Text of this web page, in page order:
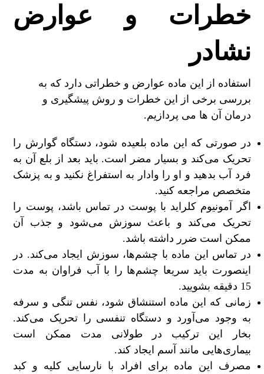
خطرات و عوارض
نشادر
استفاده از این ماده عوارض و خطراتی دارد که به
بررسی برخی از این خطرات و روش پیشگیری و
درمان آن ها می پردازیم.
در صورتی که این ماده بلعیده شود، دستگاه گوارش را
تحریک می‌کند و بسیار مضر است. باید بعد از بلع آن به
فرد آب بدهید و او را وادار به استفراغ نکنید و به پزشک
متخصص مراجعه کنید.
اگر آمونیوم کلراید با پوست در تماس باشد، پوست را
تحریک می‌کند و باعث سوزش می‌شود و جذب آن
ممکن است ضرر داشته باشد.
در تماس این ماده با چشم‌ها، سوزش ایجاد می‌کند. در
اینصورت باید سریعا چشم‌ها را با آب فراوان به مدت
15 دقیقه بشویید.
زمانی که این ماده استنشاق شود، نفس تنگی و سرفه
به وجود می‌آورد و دستگاه تنفسی را تحریک می‌کند.
بخار این ترکیب در طولانی مدت ممکن است
بیماری‌هایی مانند آسم ایجاد کند.
مصرف این ماده برای افراد با نارسایی کلیه و کبد